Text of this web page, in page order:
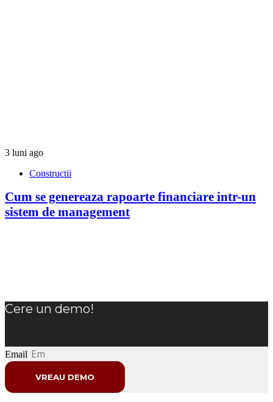
3 luni ago
Constructii
Cum se genereaza rapoarte financiare intr-un
sistem de management
Cere un demo!
Email
VREAU DEMO